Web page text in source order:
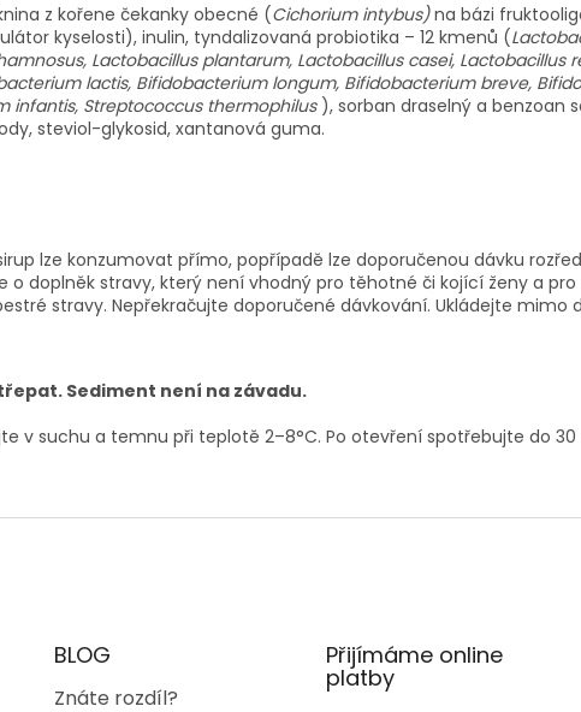
z kořene čekanky obecné (Cichorium intybus)na bázi
kyselosti), inulin, tyndalizovaná probiotika – 12 kmenů (
Lactobacillus plantarum, Lactobacillus casei, Lactobacillus
lactis, Bifidobacterium longum, Bifidobacterium breve,
infantis, Streptococcus thermophilus), sorban draselný a benzoan
steviol-glykosid, xantanová guma.
lze konzumovat přímo, popřípadě lze doporučenou dávku
o doplněk stravy, který není vhodný pro těhotné či kojící ženy a
stravy. Nepřekračujte doporučené dávkování. Ukládejte mimo
Sediment není na závadu.
v suchu a temnu při teplotě 2–8°C. Po otevření spotřebujte do 30
BLOG
Znáte rozdíl?
Přijímáme online
platby